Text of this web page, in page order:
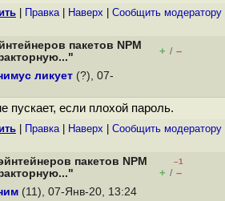
Правка| Наверх Cообщить модератору
пакетов NPM
+ / –
ликует (?), 07-
пускает, если плохой пароль.
Правка| Наверх Cообщить модератору
пакетов NPM
–1
+ / –
(11), 07-Янв-20, 13:24